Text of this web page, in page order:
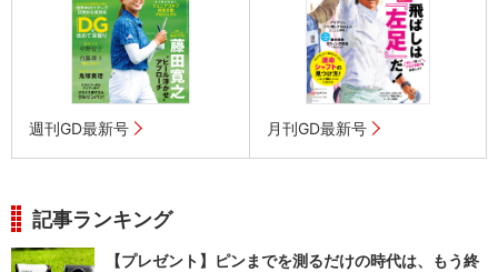
週刊GD最新号 月刊GD最新号
記事ランキング
【プレゼント】ピンまでを測るだけの時代は、もう終